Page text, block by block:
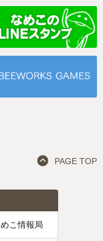
PAGE TOP
こ情報局